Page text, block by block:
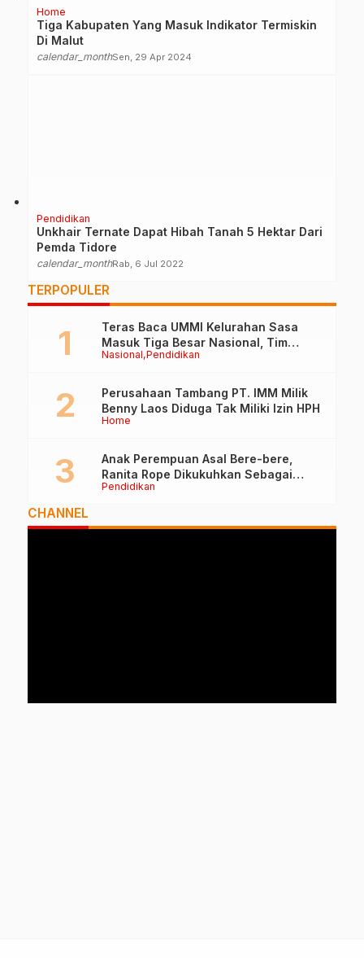
Home
Tiga Kabupaten Yang Masuk Indikator Termiskin
Di Malut
calendar_monthSen, 29 Apr 2024
Pendidikan
Unkhair Ternate Dapat Hibah Tanah 5 Hektar Dari
Pemda Tidore
calendar_monthRab, 6 Jul 2022
TERPOPULER
Nasional Pendidikan
Teras Baca UMMI Kelurahan Sasa
Masuk Tiga Besar Nasional, Tim
Penilai Lakukan Visitasi di Ternate
Home
Perusahaan Tambang PT. IMM Milik
Benny Laos Diduga Tak Miliki Izin HPH
Pendidikan
Anak Perempuan Asal Bere-bere,
Ranita Rope Dikukuhkan Sebagai
Guru Besar dan Rektor Ummu
CHANNEL